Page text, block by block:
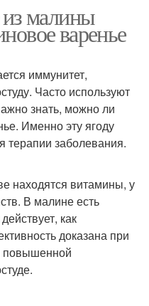
малины
варенье
иммунитет,
Часто используют
знать, можно ли
Именно эту ягоду
терапии заболевания.
находятся витамины, у
В малине есть
как
доказана при
повышенной